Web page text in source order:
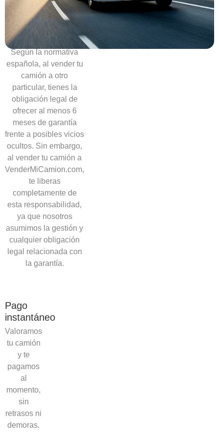
necesidad
de
ofrecer
garantías
Según la normativa
española, al vender tu
camión a otro
particular, tienes la
obligación legal de
ofrecer al menos 6
meses de garantía
frente a posibles vicios
ocultos. Sin embargo,
al vender tu camión a
VenderMiCamion.com,
te liberas
completamente de
esta responsabilidad,
ya que nosotros
asumimos la gestión y
cualquier obligación
legal relacionada con
la garantía.
Pago
instantáneo
Valoramos
tu camión
y te
pagamos
al
momento,
sin
retrasos ni
demoras.